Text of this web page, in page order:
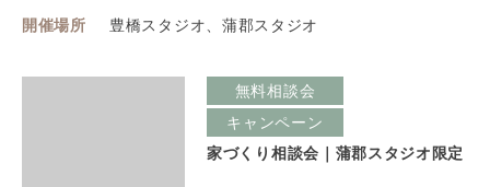
開催場所
豊橋スタジオ、蒲郡スタジオ
無料相談会
キャンペーン
家づくり相談会｜蒲郡スタジオ限定